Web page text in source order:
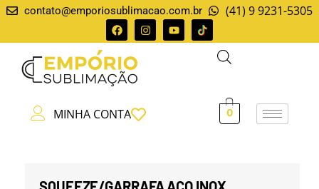
contato@emporiosublimacao.com.br (41) 9 9231-5305
MINHA CONTA 0